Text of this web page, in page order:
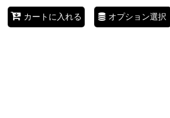
カートに入れる オプション選択